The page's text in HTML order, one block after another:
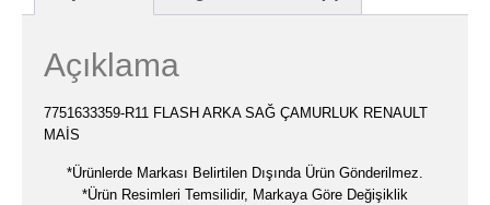
Açıklama
7751633359-R11 FLASH ARKA SAĞ ÇAMURLUK RENAULT
MAİS
*Ürünlerde Markası Belirtilen Dışında Ürün Gönderilmez.
*Ürün Resimleri Temsilidir, Markaya Göre Değişiklik